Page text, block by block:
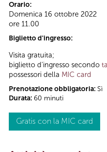
Orario:
Domenica 16 ottobre 2022
ore 11.00
Biglietto d'ingresso:
Visita gratuita;
biglietto d'ingresso secondo
possessori della MIC card
Prenotazione obbligatoria: Sì
Durata: 60 minuti
Gratis con la MIC card